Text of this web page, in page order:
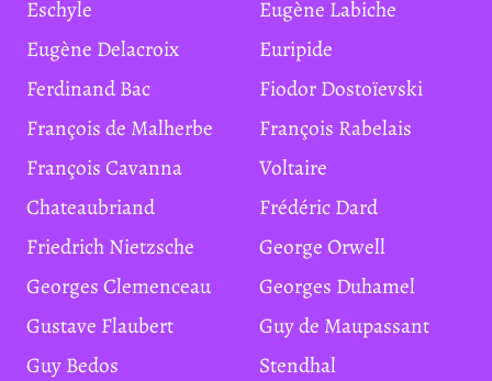
Eschyle
Eugène Labiche
Eugène Delacroix
Euripide
Ferdinand Bac
Fiodor Dostoïevski
François de Malherbe
François Rabelais
François Cavanna
Voltaire
Chateaubriand
Frédéric Dard
Friedrich Nietzsche
George Orwell
Georges Clemenceau
Georges Duhamel
Gustave Flaubert
Guy de Maupassant
Guy Bedos
Stendhal